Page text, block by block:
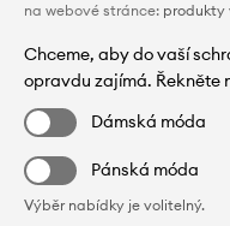
na webové stránce: produkty
Chceme, aby do vaší
opravdu zajímá. Řekněte
Dámská móda
Pánská móda
Výběr nabídky je volitelný.